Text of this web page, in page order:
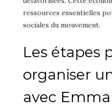
ressources essentielles
sociales du mouvement.
Les étapes
organiser
avec